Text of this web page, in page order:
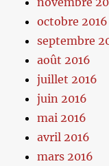
octobre 2016
septembre
août 2016
juillet 2016
juin 2016
mai 2016
avril 2016
mars 2016